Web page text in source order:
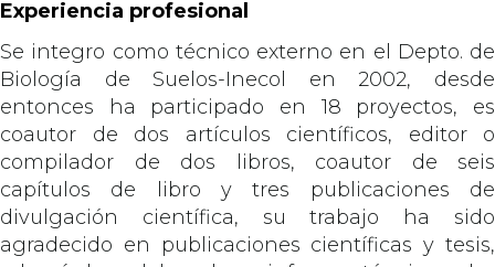
Experiencia profesional
Se integro como técnico externo en el Depto. de
Biología de Suelos-Inecol en 2002, desde
entonces ha participado en 18 proyectos, es
coautor de dos artículos científicos, editor o
compilador de dos libros, coautor de seis
capítulos de libro y tres publicaciones de
divulgación científica, su trabajo ha sido
agradecido en publicaciones científicas y tesis,